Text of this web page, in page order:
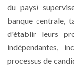
du pays)
banque centrale,
d'établir leurs
indépendantes,
processus de